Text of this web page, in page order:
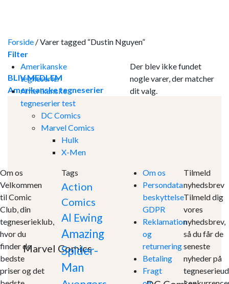
BLIV MEDLEM
Amerikanske tegneserier
Marvel Comics
Forside /Varer tagged “Dustin Nguyen”
Filter
Amerikanske
tegneserier
Amerikanske
tegneserier test
DC Comics
Marvel Comics
Hulk
X-Men
Der blev ikke fundet
nogle varer, der matcher
dit valg.
Om os
Velkommen
til Comic
Club, din
tegneserieklub,
hvor du
finder de
bedste
priser og det
Tags
Action
Comics
Al Ewing
Amazing
Spider-
Man
Om os
Persondata
beskyttelse
GDPR
Reklamation
og
returnering
Betaling
Fragt
Tilmeld
nyhedsbrev
Tilmeld dig
vores
nyhedsbrev,
så du får de
seneste
nyheder på